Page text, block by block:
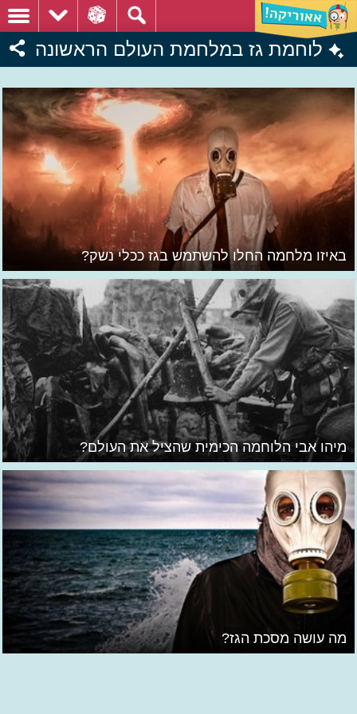
לוחמת גז במלחמת העולם הראשונה
באיזו מלחמה החלו להשתמש בגז ככלי נשק?
מיהו אבי הלוחמה הכימית שהציל את העולם?
מה עושה מסכת הגז?